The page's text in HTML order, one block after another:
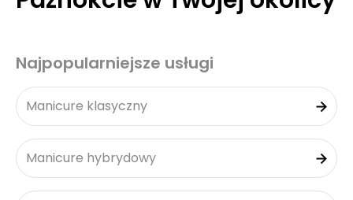
Najpopularniejsze usługi
Manicure klasyczny
Manicure hybrydowy